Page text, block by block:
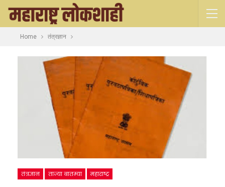
Home तंत्रज्ञान
तंत्रज्ञान ताज्या बातम्या महाराष्ट्र